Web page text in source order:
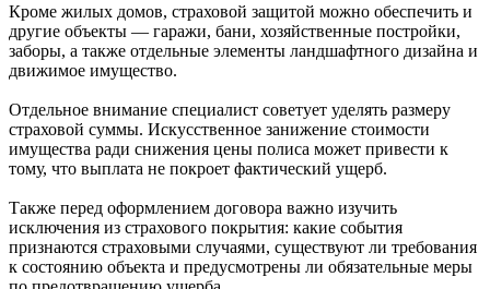
Кроме жилых домов, страховой защитой можно обеспечить и
другие объекты — гаражи, бани, хозяйственные постройки,
заборы, а также отдельные элементы ландшафтного дизайна и
движимое имущество.
Отдельное внимание специалист советует уделять размеру
страховой суммы. Искусственное занижение стоимости
имущества ради снижения цены полиса может привести к
тому, что выплата не покроет фактический ущерб.
Также перед оформлением договора важно изучить
исключения из страхового покрытия: какие события
признаются страховыми случаями, существуют ли требования
к состоянию объекта и предусмотрены ли обязательные меры